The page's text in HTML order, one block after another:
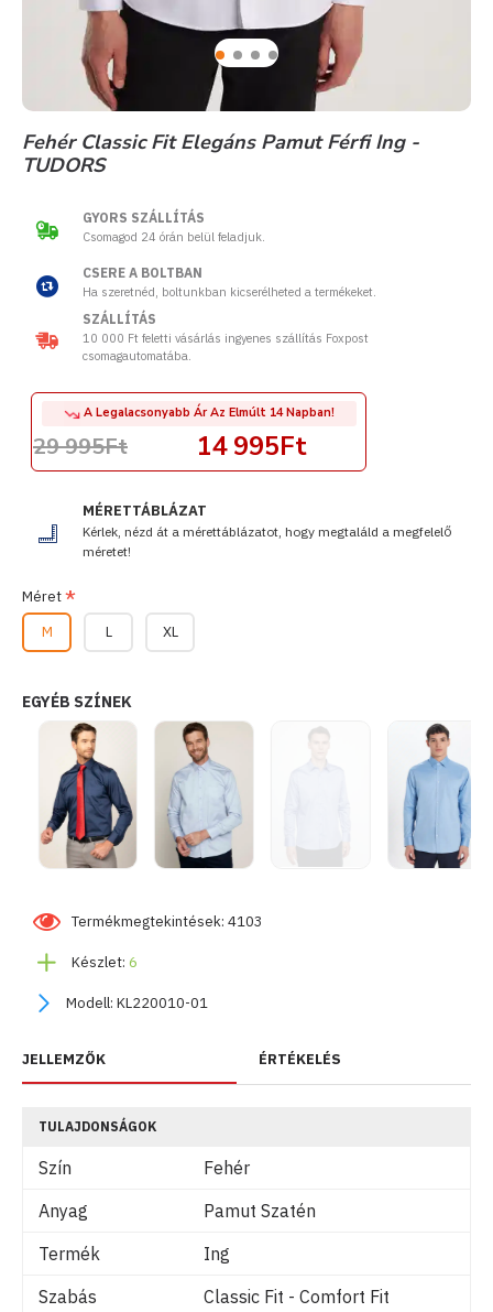
Fehér Classic Fit Elegáns Pamut Férfi Ing -
TUDORS
MÉRETTÁBLÁZAT
Kérlek, nézd át a mérettáblázatot, hogy megtaláld a megfelelő
méretet!
Készlet: 6
Modell: KL220010-01
Termékmegtekintések: 4103
14 995Ft
A Legalacsonyabb Ár Az Elmúlt 14 Napban!
29 995Ft
Méret
M
L XL
EGYÉB SZÍNEK
GYORS SZÁLLÍTÁS
Csomagod 24 órán belül feladjuk.
CSERE A BOLTBAN
Ha szeretnéd, boltunkban kicserélheted a termékeket.
SZÁLLÍTÁS
10 000 Ft feletti vásárlás ingyenes szállítás Foxpost
csomagautomatába.
JELLEMZŐK ÉRTÉKELÉS
TULAJDONSÁGOK
Szín
Fehér
Anyag
Pamut Szatén
Termék
Ing
Szabás
Classic Fit - Comfort Fit